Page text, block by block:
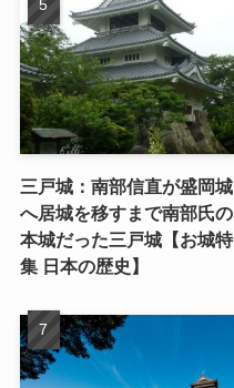
三戸城：南部信直が盛岡城
へ居城を移すまで南部氏の
本城だった三戸城【お城特
集 日本の歴史】